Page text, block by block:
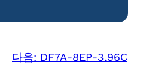
다음: DF7A-8EP-3.96C